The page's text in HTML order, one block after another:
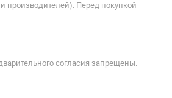
производителей). Перед покупкой
согласия запрещены.